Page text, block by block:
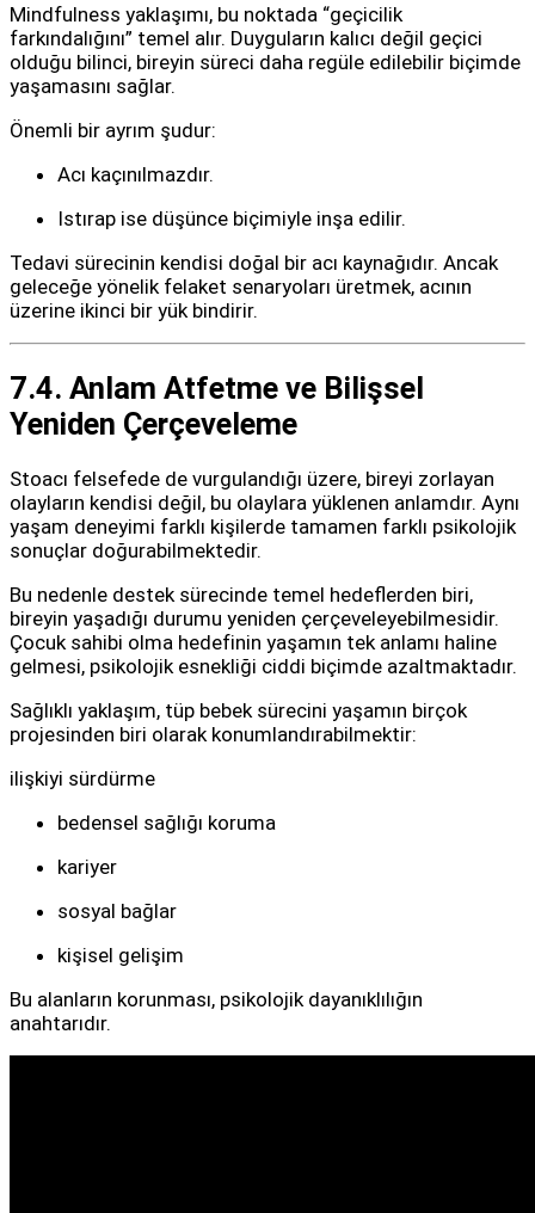
Mindfulness yaklaşımı, bu noktada “geçicilik
farkındalığını” temel alır. Duyguların kalıcı değil geçici
olduğu bilinci, bireyin süreci daha regüle edilebilir biçimde
yaşamasını sağlar.
Önemli bir ayrım şudur:
Acı kaçınılmazdır.
Istırap ise düşünce biçimiyle inşa edilir.
Tedavi sürecinin kendisi doğal bir acı kaynağıdır. Ancak
geleceğe yönelik felaket senaryoları üretmek, acının
üzerine ikinci bir yük bindirir.
7.4. Anlam Atfetme ve Bilişsel
Yeniden Çerçeveleme
Stoacı felsefede de vurgulandığı üzere, bireyi zorlayan
olayların kendisi değil, bu olaylara yüklenen anlamdır. Aynı
yaşam deneyimi farklı kişilerde tamamen farklı psikolojik
sonuçlar doğurabilmektedir.
Bu nedenle destek sürecinde temel hedeflerden biri,
bireyin yaşadığı durumu yeniden çerçeveleyebilmesidir.
Çocuk sahibi olma hedefinin yaşamın tek anlamı haline
gelmesi, psikolojik esnekliği ciddi biçimde azaltmaktadır.
Sağlıklı yaklaşım, tüp bebek sürecini yaşamın birçok
projesinden biri olarak konumlandırabilmektir:
ilişkiyi sürdürme
bedensel sağlığı koruma
kariyer
sosyal bağlar
kişisel gelişim
Bu alanların korunması, psikolojik dayanıklılığın
anahtarıdır.